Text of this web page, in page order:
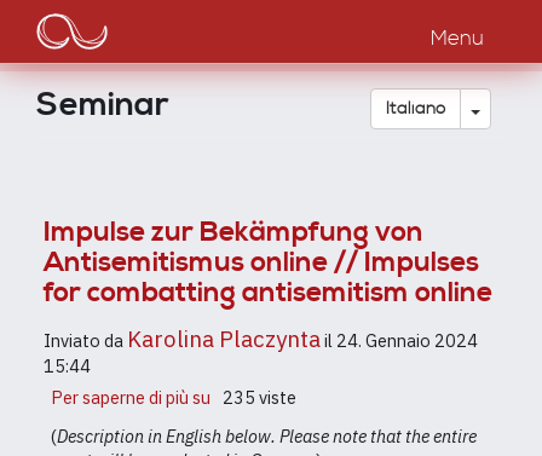
contenuto
principale
Main
navigation
Menu
Italiano Toggle
Seminar
Impulse zur Bekämpfung von
Antisemitismus online // Impulses
for combatting antisemitism online
Inviato da Karolina Placzyntail 24. Gennaio 2024
15:44
Per saperne di più su Impulse
Bekämpfung
235 viste
(Description in English below. Please note that the entire